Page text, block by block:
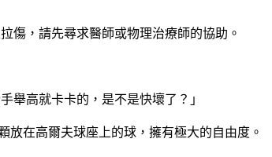
傷，請先尋求醫師或物理治療師的協助。
舉高就卡卡的，是不是快壞了？」
在高爾夫球座上的球，擁有極大的自由度。